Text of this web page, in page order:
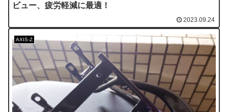
ビュー、疲労軽減に最適！
2023.09.24
AXIS-Z